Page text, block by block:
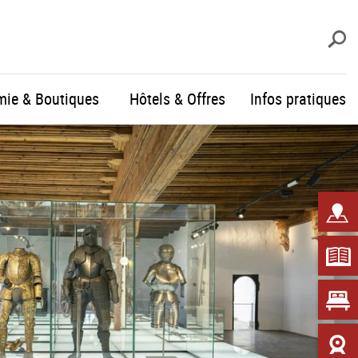
& Boutiques Hôtels & Offres Infos pratiques